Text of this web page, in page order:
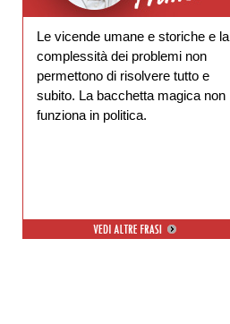
Le vicende umane e storiche e la
complessità dei problemi non
permettono di risolvere tutto e
subito. La bacchetta magica non
funziona in politica.